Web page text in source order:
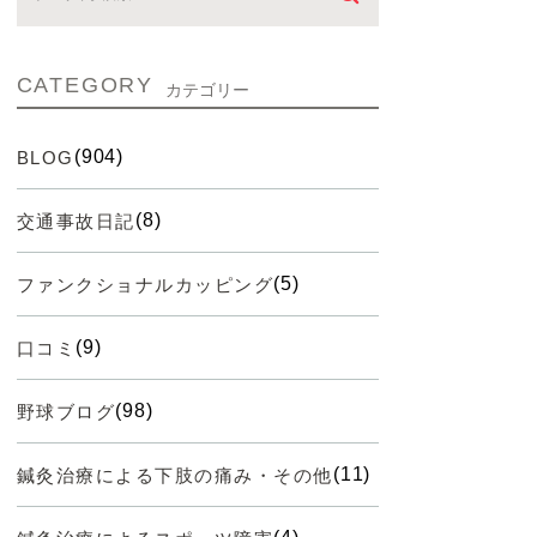
CATEGORY カテゴリー
BLOG (904)
交通事故日記(8)
ファンクショナルカッピング(5)
口コミ (9)
野球ブログ(98)
鍼灸治療による下肢の痛み・その他(11)